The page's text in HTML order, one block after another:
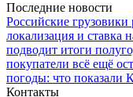
Последние новости
Российские
локализация и ставка
подводит итоги
покупатели всё ещё
погоды: что
Контакты